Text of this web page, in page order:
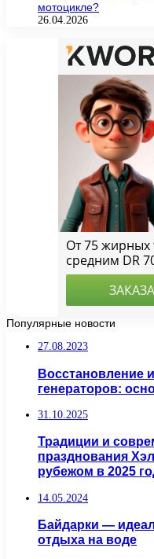
мотоцикле?
26.04.2026
Популярные новости
27.08.2023
Восстановление
генераторов:
31.10.2025
Традиции и
празднования
рубежом в 2025
14.05.2024
Байдарки —
отдыха на воде